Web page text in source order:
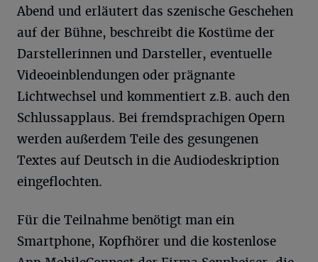
Abend und erläutert das szenische Geschehen
auf der Bühne, beschreibt die Kostüme der
Darstellerinnen und Darsteller, eventuelle
Videoeinblendungen oder prägnante
Lichtwechsel und kommentiert z.B. auch den
Schlussapplaus. Bei fremdsprachigen Opern
werden außerdem Teile des gesungenen
Textes auf Deutsch in die Audiodeskription
eingeflochten.
Für die Teilnahme benötigt man ein
Smartphone, Kopfhörer und die kostenlose